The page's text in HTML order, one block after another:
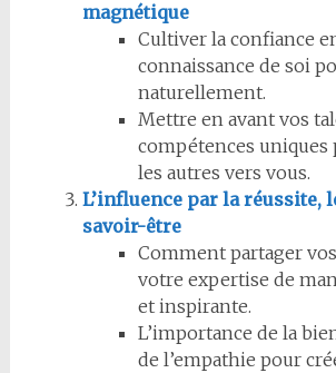
magnétique
Cultiver la confiance
connaissance de soi
naturellement.
Mettre en avant vos
compétences
les autres vers vous.
L’influence par la réussite,
savoir-être
Comment partager
votre expertise de
et inspirante.
L’importance de la
de l’empathie pour